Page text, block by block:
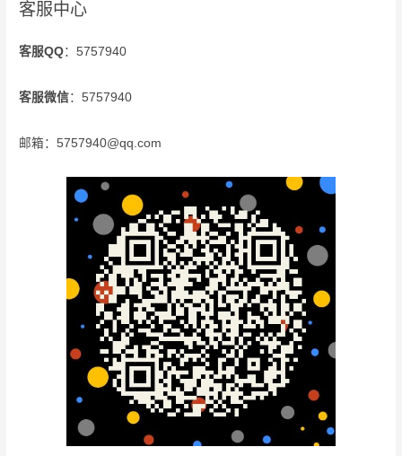
客服中心
客服QQ：5757940
客服微信：5757940
邮箱：5757940@qq.com